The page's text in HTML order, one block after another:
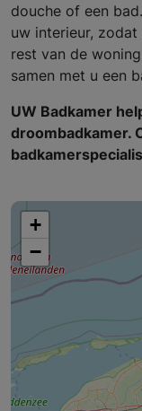
douche of een
uw interieur,
rest van de
samen met u een
UW Badkamer
droombadkamer.
+
−